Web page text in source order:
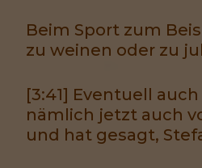
Beim Sport zum
zu weinen oder zu
[3:41] Eventuell
nämlich jetzt auch
und hat gesagt,